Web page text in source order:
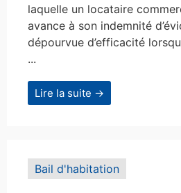
laquelle un locataire
avance à son indemnité
dépourvue d’efficacité
...
Lire la suite →
Bail d'habitation